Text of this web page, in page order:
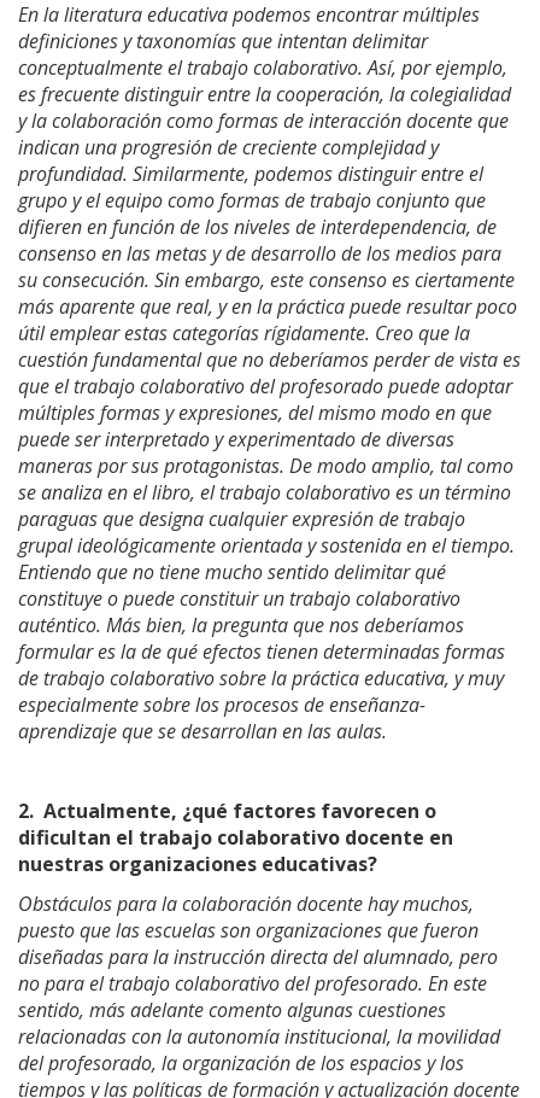
En la literatura educativa podemos encontrar múltiples
definiciones y taxonomías que intentan delimitar
conceptualmente el trabajo colaborativo. Así, por ejemplo,
es frecuente distinguir entre la cooperación, la colegialidad
y la colaboración como formas de interacción docente que
indican una progresión de creciente complejidad y
profundidad. Similarmente, podemos distinguir entre el
grupo y el equipo como formas de trabajo conjunto que
difieren en función de los niveles de interdependencia, de
consenso en las metas y de desarrollo de los medios para
su consecución. Sin embargo, este consenso es ciertamente
más aparente que real, y en la práctica puede resultar poco
útil emplear estas categorías rígidamente. Creo que la
cuestión fundamental que no deberíamos perder de vista es
que el trabajo colaborativo del profesorado puede adoptar
múltiples formas y expresiones, del mismo modo en que
puede ser interpretado y experimentado de diversas
maneras por sus protagonistas. De modo amplio, tal como
se analiza en el libro, el trabajo colaborativo es un término
paraguas que designa cualquier expresión de trabajo
grupal ideológicamente orientada y sostenida en el tiempo.
Entiendo que no tiene mucho sentido delimitar qué
constituye o puede constituir un trabajo colaborativo
auténtico. Más bien, la pregunta que nos deberíamos
formular es la de qué efectos tienen determinadas formas
de trabajo colaborativo sobre la práctica educativa, y muy
especialmente sobre los procesos de enseñanza-
aprendizaje que se desarrollan en las aulas.
2. Actualmente, ¿qué factores favorecen o
dificultan el trabajo colaborativo docente en
nuestras organizaciones educativas?
Obstáculos para la colaboración docente hay muchos,
puesto que las escuelas son organizaciones que fueron
diseñadas para la instrucción directa del alumnado, pero
no para el trabajo colaborativo del profesorado. En este
sentido, más adelante comento algunas cuestiones
relacionadas con la autonomía institucional, la movilidad
del profesorado, la organización de los espacios y los
tiempos y las políticas de formación y actualización docente